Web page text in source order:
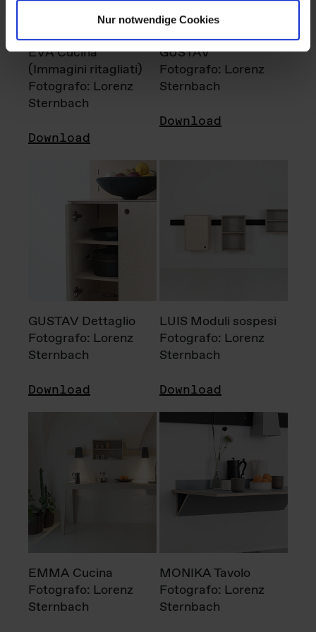
Nur notwendige Cookies
EVA Cucina
(Immagini ritagliati)
Fotografo: Lorenz
Sternbach
Download
GUSTAV
Fotografo: Lorenz
Sternbach
Download
GUSTAV Dettaglio
Fotografo: Lorenz
Sternbach
Download
LUIS Moduli sospesi
Fotografo: Lorenz
Sternbach
Download
EMMA Cucina
Fotografo: Lorenz
Sternbach
MONIKA Tavolo
Fotografo: Lorenz
Sternbach